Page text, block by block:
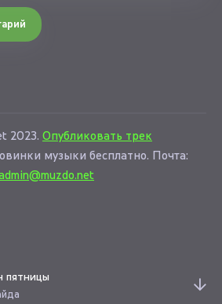
2023. Опубликовать трек
музыки бесплатно. Почта:
пятницы